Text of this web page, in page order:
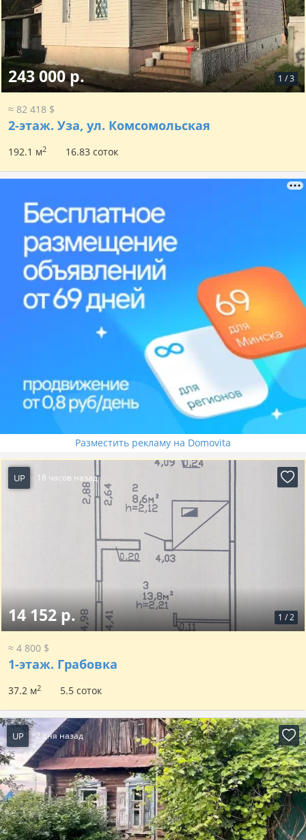
1 /3
243 000 р.
≈ 82 418 $
2-этаж. Уза, ул. Комсомольская
192.1 м2 16.83 соток
Разместить рекламу на Domovita
UP 18 часов назад
1 /2
14 152 р.
≈ 4 800 $
1-этаж. Грабовка
37.2 м2 5.5 соток
UP 2 дня назад